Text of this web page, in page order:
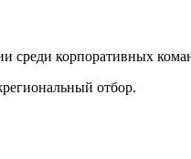
среди корпоративных
отбор.